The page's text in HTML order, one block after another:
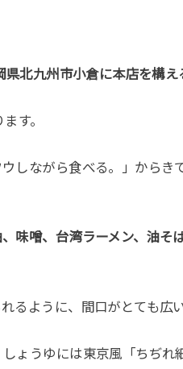
北九州市小倉に本店を構え
す。
しながら食べる。」からき
味噌、台湾ラーメン、油そ
るように、間口がとても広い
ょうゆには東京風「ちぢれ